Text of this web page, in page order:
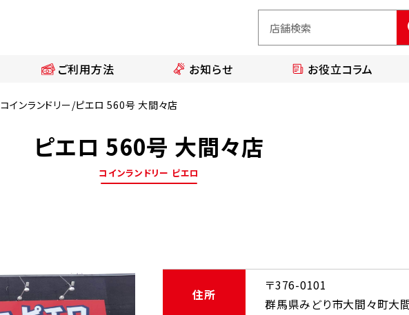
ご利用方法 お知らせ お役立コラム
コインランドリー/ピエロ 560号 大間々店
ピエロ 560号 大間々店
コインランドリー ピエロ
住所
〒376-0101
群馬県みどり市大間々町大